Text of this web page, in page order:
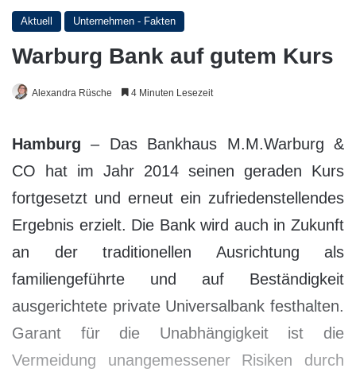
Aktuell Unternehmen - Fakten
Warburg Bank auf gutem Kurs
Alexandra Rüsche 4 Minuten Lesezeit
Hamburg – Das Bankhaus M.M.Warburg &
CO hat im Jahr 2014 seinen geraden Kurs
fortgesetzt und erneut ein zufriedenstellendes
Ergebnis erzielt. Die Bank wird auch in Zukunft
an der traditionellen Ausrichtung als
familiengeführte und auf Beständigkeit
ausgerichtete private Universalbank festhalten.
Garant für die Unabhängigkeit ist die
Vermeidung unangemessener Risiken durch